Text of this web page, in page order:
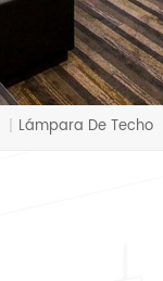
| Lámpara De Techo